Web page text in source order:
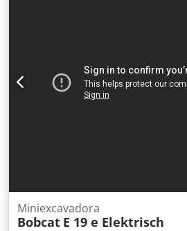
Miniexcavadora
Bobcat E 19 e Elektrisch